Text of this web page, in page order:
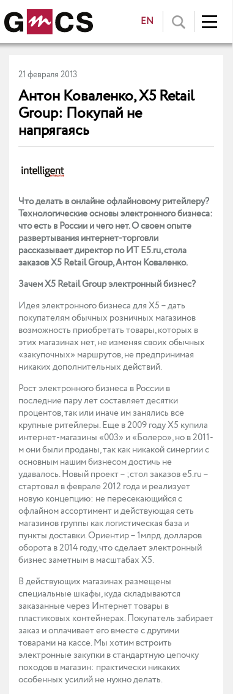
EN
21 февраля 2013
Антон Коваленко, X5 Retail
Group: Покупай не
напрягаясь
Что делать в онлайне офлайновому ритейлеру?
Технологические основы электронного бизнеса:
что есть в России и чего нет. О своем опыте
развертывания интернет-торговли
рассказывает директор по ИТ E5.ru, стола
заказов X5 Retail Group, Антон Коваленко.
Зачем X5 Retail Group электронный бизнес?
Идея электронного бизнеса для X5 – дать
покупателям обычных розничных магазинов
возможность приобретать товары, которых в
этих магазинах нет, не изменяя своих обычных
«закупочных» маршрутов, не предпринимая
никаких дополнительных дей­ствий.
Рост электронного бизнеса в России в
последние пару лет составляет десятки
процентов, так или иначе им занялись все
крупные ритейлеры. Еще в 2009 году X5 купила
интернет-магазины «003» и «Болеро», но в 2011-
м они были проданы, так как никакой синергии с
основным нашим бизнесом достичь не
удавалось. Новый проект – ;стол заказов e5.ru –
стартовал в феврале 2012 года и реализует
новую концепцию: не пересекающийся с
офлайном ассортимент и действующая сеть
магазинов группы как логистическая база и
пункты доставки. Ориентир – 1млрд. долларов
оборота в 2014 году, что сделает электронный
бизнес заметным в масштабах X5.
В действующих магазинах размещены
специальные шкафы, куда складываются
заказанные через Интернет товары в
пластиковых контейнерах. Покупатель забирает
заказ и оплачивает его вместе с другими
товарами на кассе. Мы хотим встроить
электронные закупки в стандартную цепочку
походов в магазин: практически никаких
особенных усилий не нужно делать.